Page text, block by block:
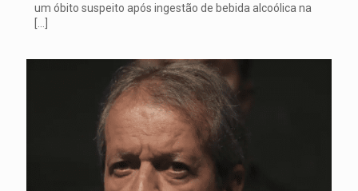
um óbito suspeito após ingestão de bebida alcoólica na
[…]